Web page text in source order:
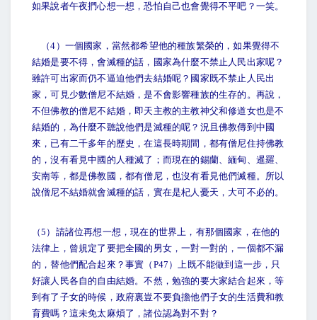
如果說者午夜捫心想一想，恐怕自己也會覺得不平吧？一笑。
（4）一個國家，當然都希望他的種族繁榮的，如果覺得不
結婚是要不得，會滅種的話，國家為什麼不禁止人民出家呢？
雖許可出家而仍不逼迫他們去結婚呢？國家既不禁止人民出
家，可見少數僧尼不結婚，是不會影響種族的生存的。再說，
不但佛教的僧尼不結婚，即天主教的主教神父和修道女也是不
結婚的，為什麼不聽說他們是滅種的呢？況且佛教傳到中國
來，已有二千多年的歷史，在這長時期間，都有僧尼住持佛教
的，沒有看見中國的人種滅了；而現在的錫蘭、緬甸、暹羅、
安南等，都是佛教國，都有僧尼，也沒有看見他們滅種。所以
說僧尼不結婚就會滅種的話，實在是杞人憂天，大可不必的。
（5）請諸位再想一想，現在的世界上，有那個國家，在他的
法律上，曾規定了要把全國的男女，一對一對的，一個都不漏
的，替他們配合起來？事實（P47）上既不能做到這一步，只
好讓人民各自的自由結婚。不然，勉強的要大家結合起來，等
到有了子女的時候，政府裏豈不要負擔他們子女的生活費和教
育費嗎？這未免太麻煩了，諸位認為對不對？